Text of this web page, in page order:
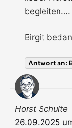
begleiten….
Birgit
Antwort an:
Horst Schulte
26.09.2025